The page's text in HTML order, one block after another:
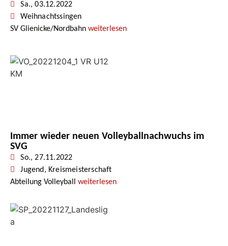
Sa., 03.12.2022
Weihnachtssingen
SV Glienicke/Nordbahn weiterlesen
Immer wieder neuen Volleyballnachwuchs im
SVG
So., 27.11.2022
Jugend, Kreismeisterschaft
Abteilung Volleyball weiterlesen